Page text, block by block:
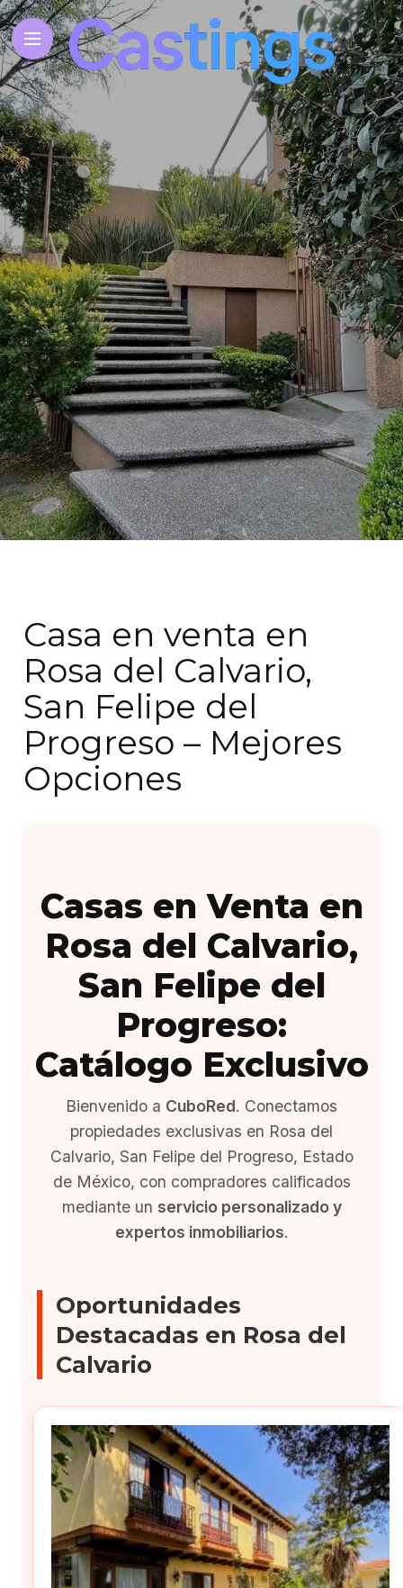
Casa en venta en
Rosa del Calvario,
San Felipe del
Progreso – Mejores
Opciones
Casas en Venta en
Rosa del Calvario,
San Felipe del
Progreso:
Catálogo Exclusivo
Bienvenido a CuboRed. Conectamos
propiedades exclusivas en Rosa del
Calvario, San Felipe del Progreso, Estado
de México, con compradores calificados
mediante un servicio personalizado y
expertos inmobiliarios.
Oportunidades
Destacadas en Rosa del
Calvario